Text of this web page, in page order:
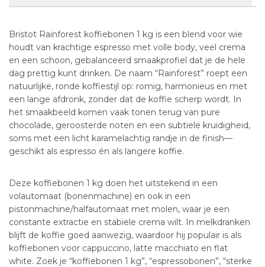
Bristot Rainforest koffiebonen 1 kg is een blend voor wie
houdt van krachtige espresso met volle body, veel crema
en een schoon, gebalanceerd smaakprofiel dat je de hele
dag prettig kunt drinken. De naam “Rainforest” roept een
natuurlijke, ronde koffiestijl op: romig, harmonieus en met
een lange afdronk, zonder dat de koffie scherp wordt. In
het smaakbeeld komen vaak tonen terug van pure
chocolade, geroosterde noten en een subtiele kruidigheid,
soms met een licht karamelachtig randje in de finish—
geschikt als espresso én als langere koffie.
Deze koffiebonen 1 kg doen het uitstekend in een
volautomaat (bonenmachine) en ook in een
pistonmachine/halfautomaat met molen, waar je een
constante extractie en stabiele crema wilt. In melkdranken
blijft de koffie goed aanwezig, waardoor hij populair is als
koffiebonen voor cappuccino, latte macchiato en flat
white. Zoek je “koffiebonen 1 kg”, “espressobonen”, “sterke